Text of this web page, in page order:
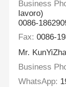
Business
lavoro)
0086-
Fax: 0086-
Mr.
Business
WhatsApp: